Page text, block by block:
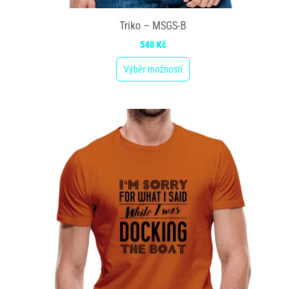
Triko – MSGS-B
540Kč
Výběr možností